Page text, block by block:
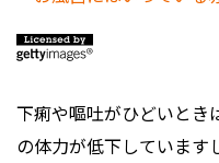
下痢や嘔吐がひどいとき
の体力が低下しています